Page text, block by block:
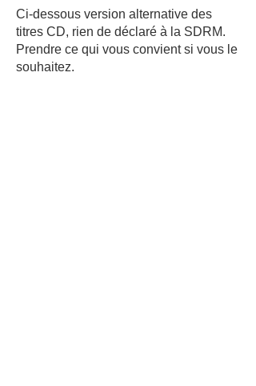
Ci-dessous version alternative des
titres CD, rien de déclaré à la SDRM.
Prendre ce qui vous convient si vous le
souhaitez.